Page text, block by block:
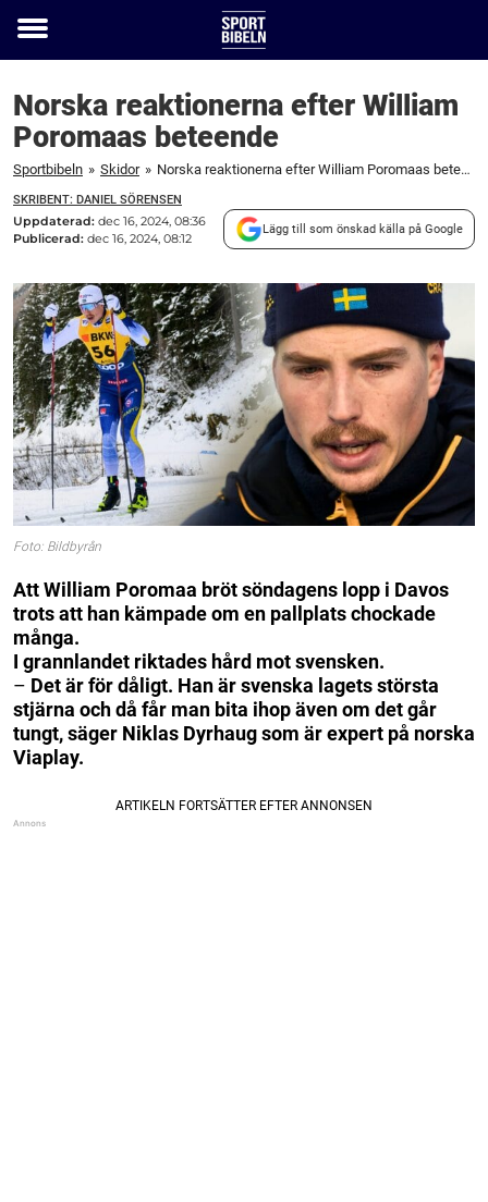
Toggle
Norska reaktionerna efter William
Poromaas beteende
Sportbibeln » Skidor » Norska reaktionerna efter William Poromaas beteende
SKRIBENT: DANIEL SÖRENSEN
Uppdaterad: dec 16, 2024, 08:36
Publicerad: dec 16, 2024, 08:12
Lägg till som önskad källa på Google
Foto: Bildbyrån
Att William Poromaa bröt söndagens lopp i Davos
trots att han kämpade om en pallplats chockade
många.
I grannlandet riktades hård mot svensken.
– Det är för dåligt. Han är svenska lagets största
stjärna och då får man bita ihop även om det går
tungt, säger Niklas Dyrhaug som är expert på norska
Viaplay.